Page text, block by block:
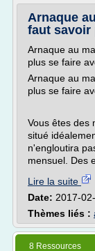
Arnaque
faut savoir
Arnaque au
plus se faire
Arnaque au
plus se faire
Vous êtes des
situé
n'engloutira
mensuel. Des
Lire la suite
Date: 2017-
Thèmes liés :
8 Ressources